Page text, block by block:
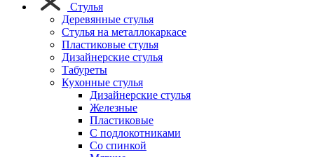
Стулья
Деревянные стулья
Стулья на металлокаркасе
Пластиковые стулья
Дизайнерские стулья
Табуреты
Кухонные стулья
Дизайнерские стулья
Железные
Пластиковые
С подлокотниками
Со спинкой